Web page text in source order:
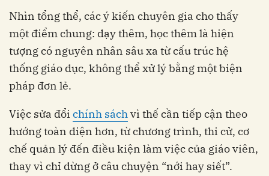
Nhìn tổng thể, các ý kiến chuyên gia cho thấy
một điểm chung: dạy thêm, học thêm là hiện
tượng có nguyên nhân sâu xa từ cấu trúc hệ
thống giáo dục, không thể xử lý bằng một biện
pháp đơn lẻ.
Việc sửa đổi chính sáchvì thế cần tiếp cận theo
hướng toàn diện hơn, từ chương trình, thi cử, cơ
chế quản lý đến điều kiện làm việc của giáo viên,
thay vì chỉ dừng ở câu chuyện “nới hay siết”.